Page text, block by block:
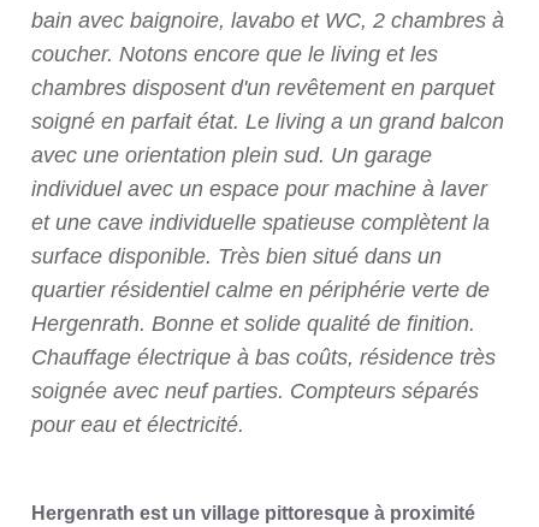
bain avec baignoire, lavabo et WC, 2 chambres à
coucher. Notons encore que le living et les
chambres disposent d'un revêtement en parquet
soigné en parfait état. Le living a un grand balcon
avec une orientation plein sud. Un garage
individuel avec un espace pour machine à laver
et une cave individuelle spatieuse complètent la
surface disponible. Très bien situé dans un
quartier résidentiel calme en périphérie verte de
Hergenrath. Bonne et solide qualité de finition.
Chauffage électrique à bas coûts, résidence très
soignée avec neuf parties. Compteurs séparés
pour eau et électricité.
Hergenrath est un village pittoresque à proximité